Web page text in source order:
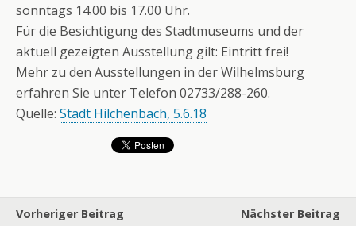
sonntags 14.00 bis 17.00 Uhr.
Für die Besichtigung des Stadtmuseums und der
aktuell gezeigten Ausstellung gilt: Eintritt frei!
Mehr zu den Ausstellungen in der Wilhelmsburg
erfahren Sie unter Telefon 02733/288-260.
Quelle: Stadt Hilchenbach, 5.6.18
Vorheriger Beitrag
Nächster Beitrag